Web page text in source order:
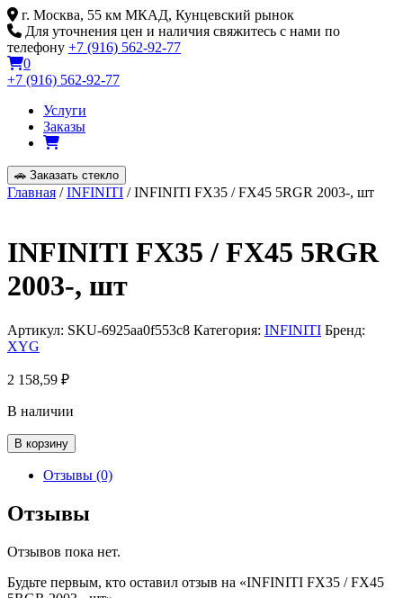
Skip
to
content
г. Москва, 55 км МКАД, Кунцевский рынок
Для уточнения цен и наличия свяжитесь с нами по
телефону +7 (916) 562-92-77
0
+7 (916) 562-92-77
Услуги
Заказы
🚗 Заказать стекло
Главная /INFINITI / INFINITI FX35 / FX45 5RGR 2003-, шт
INFINITI FX35 / FX45 5RGR
2003-, шт
Артикул: SKU-6925aa0f553c8 Категория: INFINITI Бренд:
XYG
2 158,59 ₽
В наличии
Количество
товара
INFINITI
/
FX45
2003-,
В корзину
Отзывы (0)
Отзывы
Отзывов пока нет.
Будьте первым, кто оставил отзыв на «INFINITI FX35 / FX45